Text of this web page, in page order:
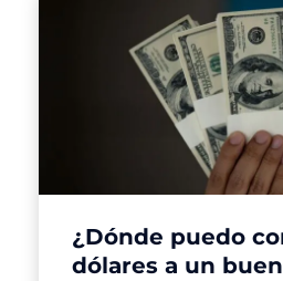
¿Dónde puedo
dólares a un